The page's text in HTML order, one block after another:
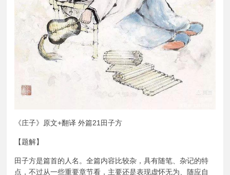
《庄子》原文+翻译 外篇21田子方
【题解】
田子方是篇首的人名。全篇内容比较杂，具有随笔、杂记的特
点，不过从一些重要章节看，主要还是表现虚怀无为、随应自